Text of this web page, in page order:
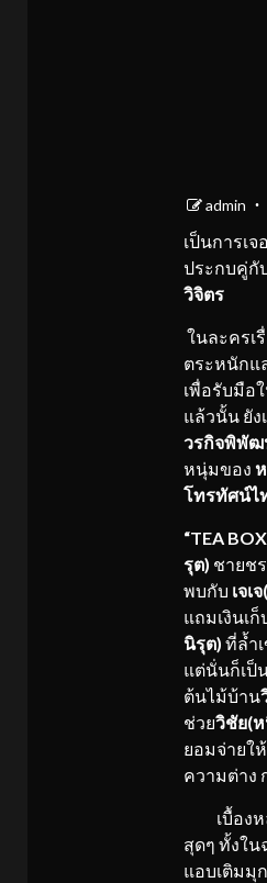
admin
เป็นการเ
ประกบคู่กั
วิจิตร
ในละครเ
ตระหนักแ
เพื่อรับมือ
แล้วนั้น ยั
วรกิจพิพั
หนุ่มของ
โทรทัศน์ไ
“TEA
รุต) ชายช
พบกับ เจเ
แถมเงินเ
นิรุต) ที่ล้ำ
แต่นั่นก็เป็
ต้นไม้บ้าน
ช่วยวิชัย(
ยอมจ่ายใ
ความต่าง
เบื้อง
สุดๆ ทั้งใ
แอบเติมมุ